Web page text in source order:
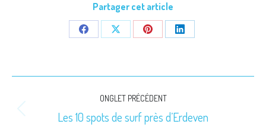
Partager cet article
Share
Facebook
Share
X
Share
Pinterest
Share
LinkedIn
de
ONGLET PRÉCÉDENT
Onglet
Les 10 spots de surf près d’Erdeven